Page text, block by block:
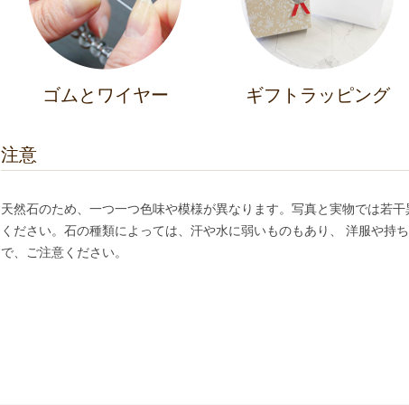
ゴムとワイヤー ギフトラッピング
注意
天然石のため、一つ一つ色味や模様が異なります。写真と実物では若
ください。石の種類によっては、汗や水に弱いものもあり、 洋服や持
で、ご注意ください。